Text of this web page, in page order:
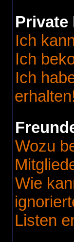
Private
Ich
Ich
Ich
Wozu
Wie
Listen